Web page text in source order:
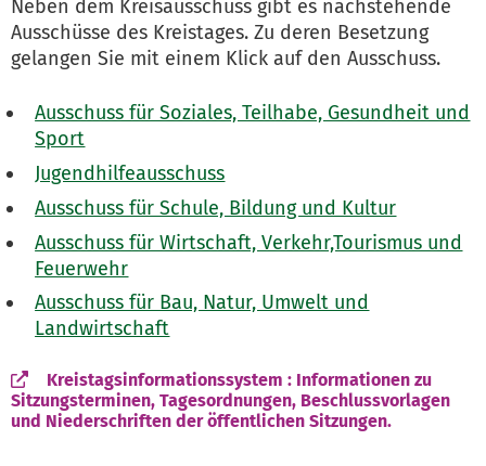
Neben dem Kreisausschuss gibt es nachstehende
Ausschüsse des Kreistages. Zu deren Besetzung
gelangen Sie mit einem Klick auf den Ausschuss.
Ausschuss für Soziales, Teilhabe, Gesundheit und
Sport
Jugendhilfeausschuss
Ausschuss für Schule, Bildung und Kultur
Ausschuss für Wirtschaft, Verkehr,Tourismus und
Feuerwehr
Ausschuss für Bau, Natur, Umwelt und
Landwirtschaft
Kreistagsinformationssystem : Informationen zu
Sitzungsterminen, Tagesordnungen, Beschlussvorlagen
und Niederschriften der öffentlichen Sitzungen.